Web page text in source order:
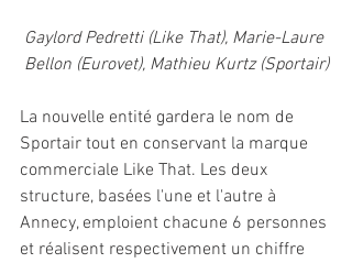
Gaylord Pedretti (Like That), Marie-Laure
Bellon (Eurovet), Mathieu Kurtz (Sportair)
La nouvelle entité gardera le nom de
Sportair tout en conservant la marque
commerciale Like That. Les deux
structure, basées l'une et l'autre à
Annecy, emploient chacune 6 personnes
et réalisent respectivement un chiffre